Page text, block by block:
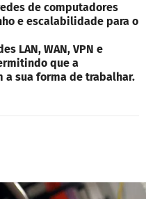
de computadores
e escalabilidade para o
LAN, WAN, VPN e
que a
a sua forma de trabalhar.